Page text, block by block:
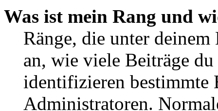
Was ist mein Rang und
Ränge, die unter deinem
an, wie viele Beiträge
identifizieren bestimmte
Administratoren.